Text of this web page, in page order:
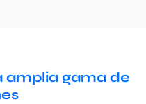
amplia gama de